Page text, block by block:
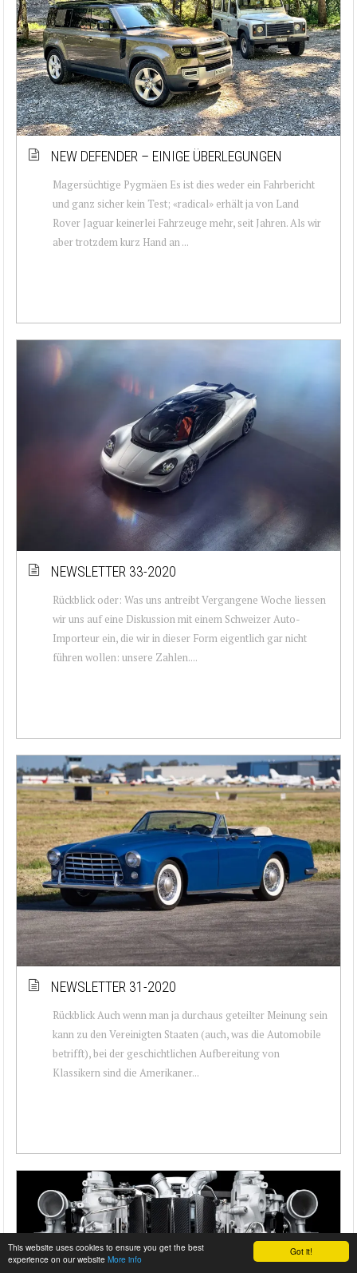
Got it!
This website uses cookies to ensure you get the best
experience on our website More info
NEW DEFENDER – EINIGE ÜBERLEGUNGEN
Magersüchtige Pygmäen Es ist dies weder ein Fahrbericht
und ganz sicher kein Test; «radical» erhält ja von Land
Rover Jaguar keinerlei Fahrzeuge mehr, seit Jahren. Als wir
aber trotzdem kurz Hand an ...
NEWSLETTER 33-2020
Rückblick oder: Was uns antreibt Vergangene Woche liessen
wir uns auf eine Diskussion mit einem Schweizer Auto-
Importeur ein, die wir in dieser Form eigentlich gar nicht
führen wollen: unsere Zahlen....
NEWSLETTER 31-2020
Rückblick Auch wenn man ja durchaus geteilter Meinung sein
kann zu den Vereinigten Staaten (auch, was die Automobile
betrifft), bei der geschichtlichen Aufbereitung von
Klassikern sind die Amerikaner...